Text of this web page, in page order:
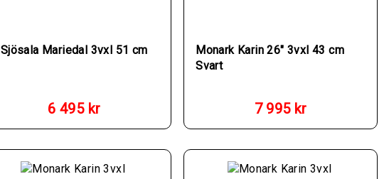
Sjösala Mariedal 3vxl 51 cm
6 495 kr
Monark Karin 26″ 3vxl 43 cm
Svart
7 995 kr